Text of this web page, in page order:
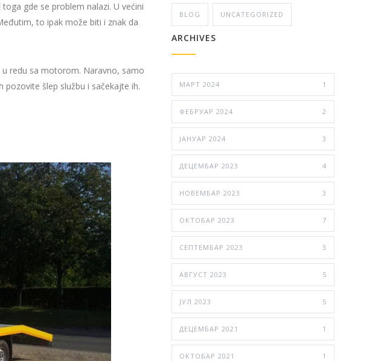
gde se problem nalazi. U većini
to ipak može biti i znak da
redu sa motorom. Naravno, samo
šlep službu i sačekajte ih.
BLOG UNCATEGORIZED
ARCHIVES
МАРТ 2024 1
ФЕБРУАР 2024 2
ЈАНУАР 2024 3
ДЕЦЕМБАР 2023 4
НОВЕМБАР 2023 3
ОКТОБАР 2023 7
СЕПТЕМБАР 2023 3
АВГУСТ 2023 5
ЈУЛ 2023 5
ДЕЦЕМБАР 2021 1
ОКТОБАР 2021 1